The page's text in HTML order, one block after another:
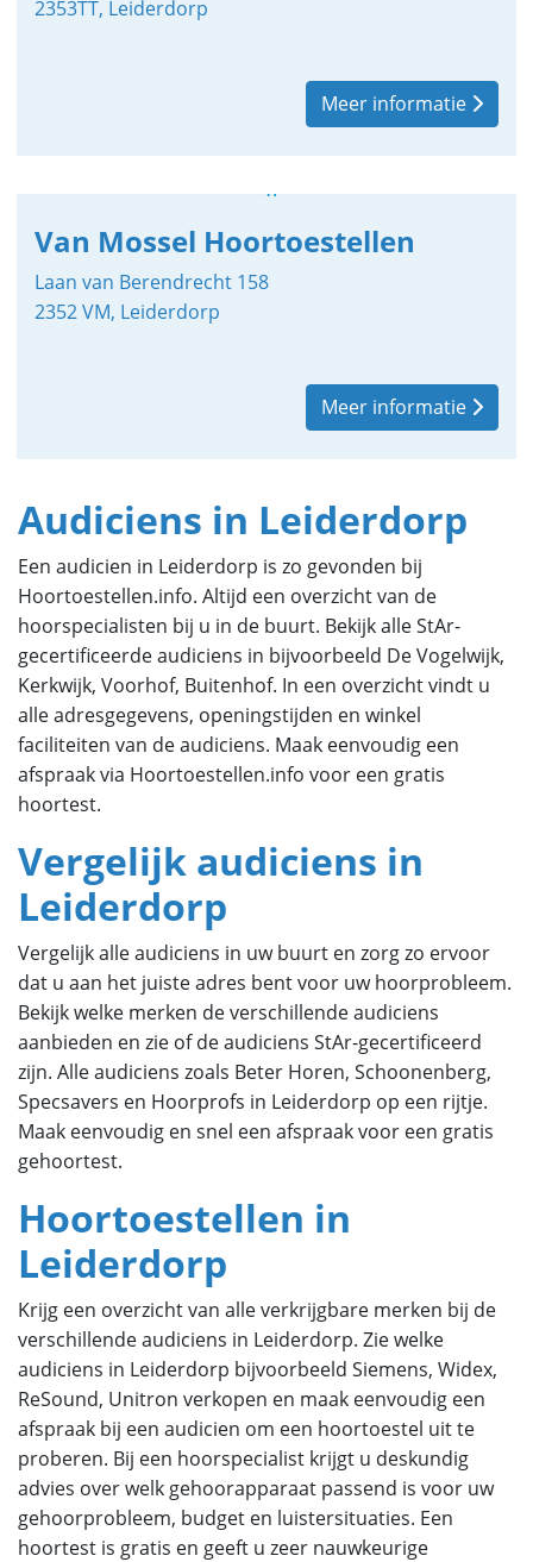
2353TT, Leiderdorp
Meer informatie
Van Mossel Hoortoestellen
Laan van Berendrecht 158
2352 VM, Leiderdorp
Meer informatie
Audiciens in Leiderdorp
Een audicien in Leiderdorp is zo gevonden bij
Hoortoestellen.info. Altijd een overzicht van de
hoorspecialisten bij u in de buurt. Bekijk alle StAr-
gecertificeerde audiciens in bijvoorbeeld De Vogelwijk,
Kerkwijk, Voorhof, Buitenhof. In een overzicht vindt u
alle adresgegevens, openingstijden en winkel
faciliteiten van de audiciens. Maak eenvoudig een
afspraak via Hoortoestellen.info voor een gratis
hoortest.
Vergelijk audiciens in
Leiderdorp
Vergelijk alle audiciens in uw buurt en zorg zo ervoor
dat u aan het juiste adres bent voor uw hoorprobleem.
Bekijk welke merken de verschillende audiciens
aanbieden en zie of de audiciens StAr-gecertificeerd
zijn. Alle audiciens zoals Beter Horen, Schoonenberg,
Specsavers en Hoorprofs in Leiderdorp op een rijtje.
Maak eenvoudig en snel een afspraak voor een gratis
gehoortest.
Hoortoestellen in
Leiderdorp
Krijg een overzicht van alle verkrijgbare merken bij de
verschillende audiciens in Leiderdorp. Zie welke
audiciens in Leiderdorp bijvoorbeeld Siemens, Widex,
ReSound, Unitron verkopen en maak eenvoudig een
afspraak bij een audicien om een hoortoestel uit te
proberen. Bij een hoorspecialist krijgt u deskundig
advies over welk gehoorapparaat passend is voor uw
gehoorprobleem, budget en luistersituaties. Een
hoortest is gratis en geeft u zeer nauwkeurige